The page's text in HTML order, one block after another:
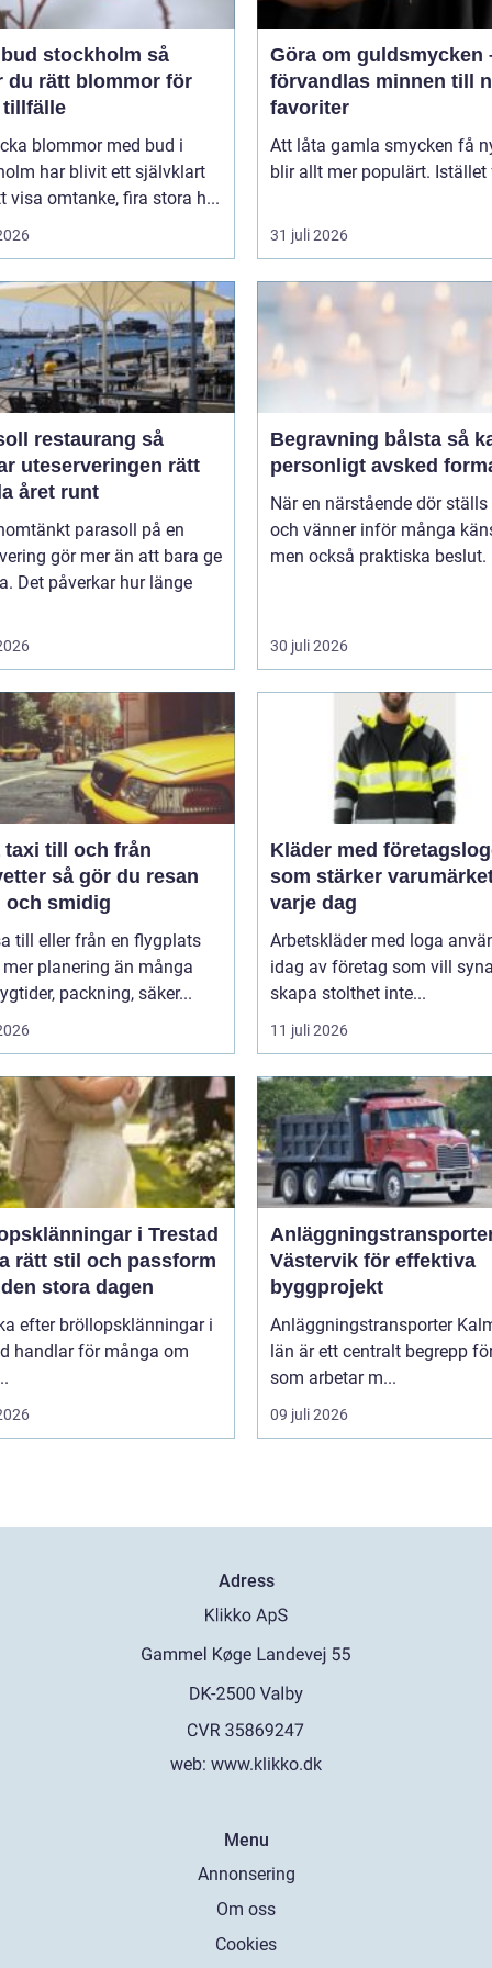
stockholm så
du rätt blommor för
tillfälle
blommor med bud i
har blivit ett självklart
visa omtanke, fira stora h...
Göra om guldsmycken
förvandlas minnen till
favoriter
Att låta gamla smycken få
blir allt mer populärt. Istället
31 juli 2026
restaurang så
uteserveringen rätt
året runt
parasoll på en
gör mer än att bara ge
Det påverkar hur länge
Begravning bålsta så kan ett
personligt avsked
När en närstående dör
och vänner inför många
men också praktiska beslut.
30 juli 2026
taxi till och från
du resan
och smidig
till eller från en flygplats
mer planering än många
packning, säker...
Kläder med
som stärker
varje dag
Arbetskläder med loga
idag av företag som vill
skapa stolthet inte...
11 juli 2026
i Trestad
rätt stil och passform
stora dagen
efter bröllopsklänningar i
handlar för många om
Västervik för effektiva
byggprojekt
Anläggningstransporter
län är ett centralt begrepp
som arbetar m...
09 juli 2026
Adress
web: www.klikko.dk
Menu
Annonsering
Om oss
Cookies